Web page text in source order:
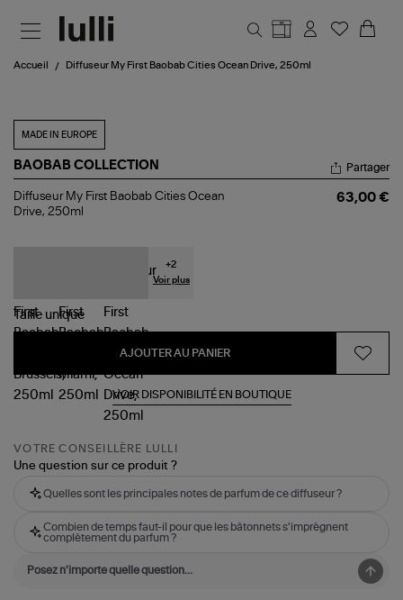
Accueil Diffuseur My First Baobab Cities Ocean Drive, 250ml
MADE IN EUROPE
BAOBAB COLLECTION
Diffuseur
My
Partager
Diffuseur My First Baobab Cities Ocean
Drive, 250ml
63,00 €
+2
Voir plus
Taille unique
AJOUTER AU PANIER
VOIR DISPONIBILITÉ EN BOUTIQUE
VOTRE CONSEILLÈRE LULLI
Une question sur ce produit ?
Quelles sont les principales notes de parfum de ce diffuseur ?
Combien de temps faut-il pour que les bâtonnets s'imprègnent
complètement du parfum ?